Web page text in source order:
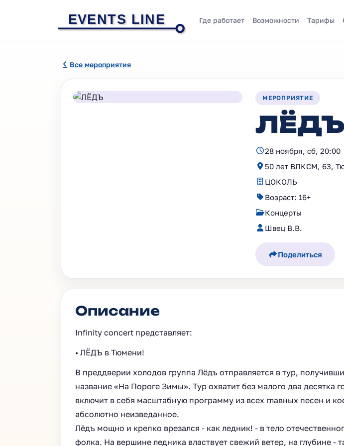
EVENTS LINE Где работает Возможности Тарифы
Все мероприятия
МЕРОПРИЯТИЕ
ЛЁДЪ
28 ноября, сб, 20:00
50 лет ВЛКСМ, 63,
ЦОКОЛЬ
Возраст: 16+
Концерты
Швец В.В.
Поделиться
Описание
Infinity concert представляет:
• ЛЁДЪ в Тюмени!
В преддверии холодов группа Лёдъ отправляется в тур,
название «На Пороге Зимы». Тур охватит без малого два десятка
включит в себя масштабную программу из всех главных песен и
абсолютно неизведанное.
Лëдъ мощно и крепко врезался - как ледник! - в тело
фолка. На вершине ледника властвует свежий ветер, на глубине -